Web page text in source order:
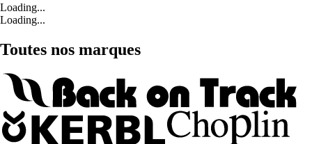
Loading...
Loading...
Toutes nos marques